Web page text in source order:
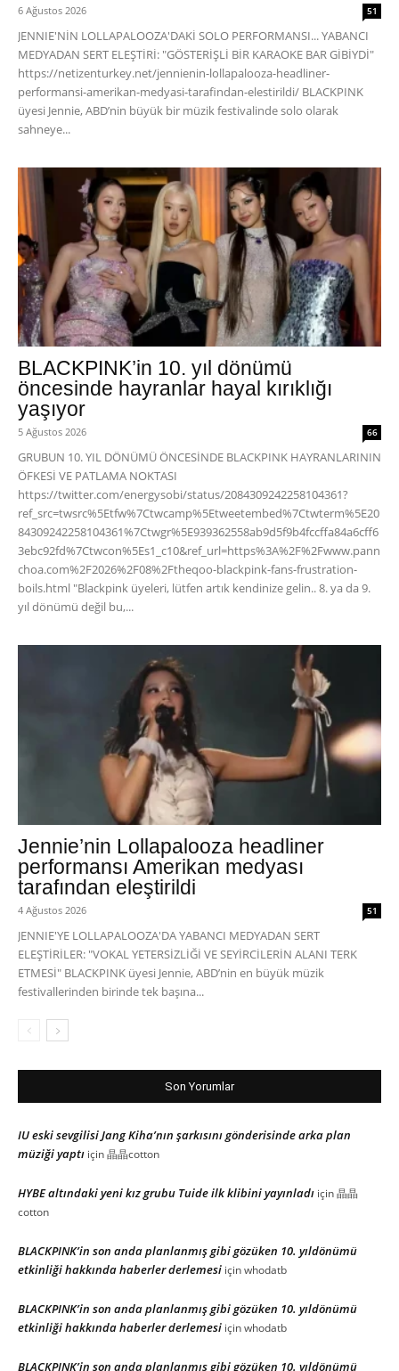
6 Ağustos 2026 51
JENNIE'NİN LOLLAPALOOZA'DAKİ SOLO PERFORMANSI... YABANCI
MEDYADAN SERT ELEŞTİRİ: "GÖSTERİŞLİ BİR KARAOKE BAR GİBİYDİ"
https://netizenturkey.net/jennienin-lollapalooza-headliner-
performansi-amerikan-medyasi-tarafindan-elestirildi/ BLACKPINK
üyesi Jennie, ABD’nin büyük bir müzik festivalinde solo olarak
sahneye...
BLACKPINK’in 10. yıl dönümü
öncesinde hayranlar hayal kırıklığı
yaşıyor
5 Ağustos 2026 66
GRUBUN 10. YIL DÖNÜMÜ ÖNCESİNDE BLACKPINK HAYRANLARININ
ÖFKESİ VE PATLAMA NOKTASI
https://twitter.com/energysobi/status/2084309242258104361?
ref_src=twsrc%5Etfw%7Ctwcamp%5Etweetembed%7Ctwterm%5E20
84309242258104361%7Ctwgr%5E939362558ab9d5f9b4fccffa84a6cff6
3ebc92fd%7Ctwcon%5Es1_c10&ref_url=https%3A%2F%2Fwww.pann
choa.com%2F2026%2F08%2Ftheqoo-blackpink-fans-frustration-
boils.html "Blackpink üyeleri, lütfen artık kendinize gelin.. 8. ya da 9.
yıl dönümü değil bu,...
Jennie’nin Lollapalooza headliner
performansı Amerikan medyası
tarafından eleştirildi
4 Ağustos 2026 51
JENNIE'YE LOLLAPALOOZA'DA YABANCI MEDYADAN SERT
ELEŞTİRİLER: "VOKAL YETERSİZLİĞİ VE SEYİRCİLERİN ALANI TERK
ETMESİ" BLACKPINK üyesi Jennie, ABD’nin en büyük müzik
festivallerinden birinde tek başına...
Son Yorumlar
IU eski sevgilisi Jang Kiha’nın şarkısını gönderisinde arka plan
müziği yaptı için晶晶cotton
HYBE altındaki yeni kız grubu Tuide ilk klibini yayınladı için晶晶
cotton
BLACKPINK’in son anda planlanmış gibi gözüken 10. yıldönümü
etkinliği hakkında haberler derlemesi içinwhodatb
BLACKPINK’in son anda planlanmış gibi gözüken 10. yıldönümü
etkinliği hakkında haberler derlemesi içinwhodatb
BLACKPINK’in son anda planlanmış gibi gözüken 10. yıldönümü